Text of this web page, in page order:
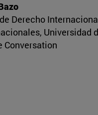
Derecho
Universidad
Conversation